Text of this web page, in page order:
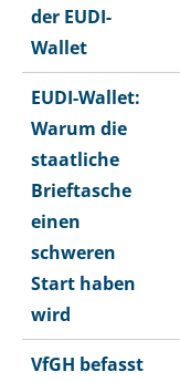
der EUDI-
Wallet
EUDI-Wallet:
Warum die
staatliche
Brieftasche
einen
schweren
Start haben
wird
VfGH befasst